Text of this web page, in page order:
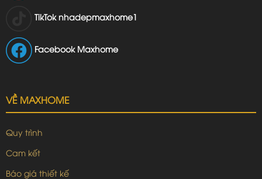
TikTok nhadepmaxhome1
Facebook Maxhome
VỀ MAXHOME
Quy trình
Cam kết
Báo giá thiết kế